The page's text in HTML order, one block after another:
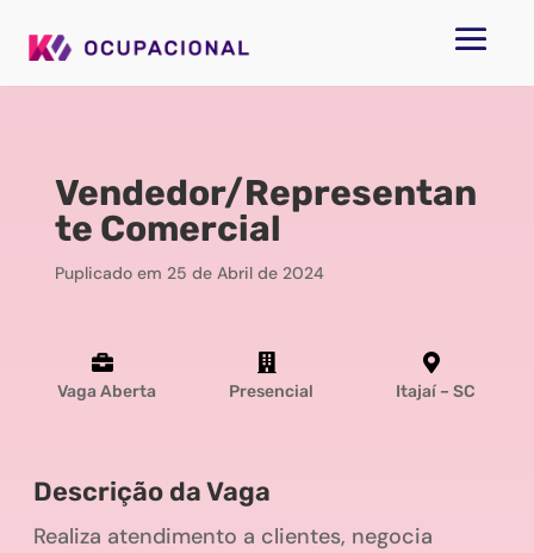
Vendedor/Representan
te Comercial
Puplicado em 25 de Abril de 2024

Vaga Aberta

Presencial

Itajaí – SC
Descrição da Vaga
Realiza atendimento a clientes, negocia